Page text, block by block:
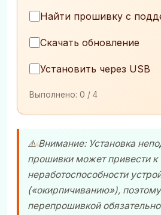
Найти прошивку с
Скачать обновление
Установить через USB
Выполнено: 0 / 4
⚠️ Внимание: Установка
прошивки может привести к
неработоспособности
(«окирпичиванию»),
перепрошивкой